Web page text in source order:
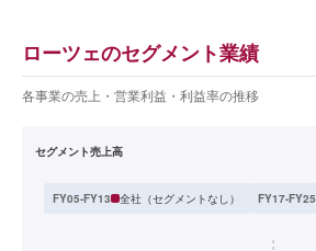
ローツェのセグメント業績
各事業の売上・営業利益・利益率の推移
セグメント売上高
FY05-FY13 全社（セグメントなし） FY17-FY25